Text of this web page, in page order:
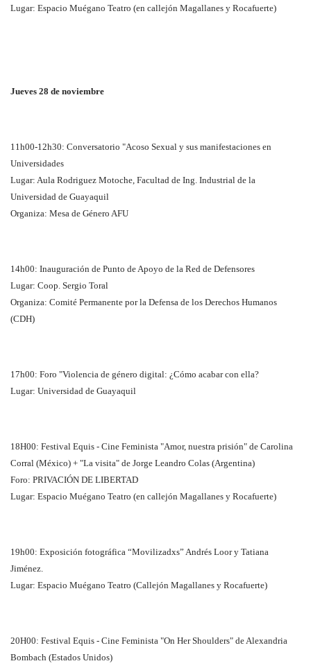
Lugar: Espacio Muégano Teatro (en callejón Magallanes y Rocafuerte)
Jueves 28 de noviembre
11h00-12h30: Conversatorio "Acoso Sexual y sus manifestaciones en
Universidades
Lugar: Aula Rodriguez Motoche, Facultad de Ing. Industrial de la
Universidad de Guayaquil
Organiza: Mesa de Género AFU
14h00: Inauguración de Punto de Apoyo de la Red de Defensores
Lugar: Coop. Sergio Toral
Organiza: Comité Permanente por la Defensa de los Derechos Humanos
(CDH)
17h00: Foro "Violencia de género digital: ¿Cómo acabar con ella?
Lugar: Universidad de Guayaquil
18H00: Festival Equis - Cine Feminista "Amor, nuestra prisión" de Carolina
Corral (México) + "La visita" de Jorge Leandro Colas (Argentina)
Foro: PRIVACIÓN DE LIBERTAD
Lugar: Espacio Muégano Teatro (en callejón Magallanes y Rocafuerte)
19h00: Exposición fotográfica “Movilizadxs” Andrés Loor y Tatiana
Jiménez.
Lugar: Espacio Muégano Teatro (Callejón Magallanes y Rocafuerte)
20H00: Festival Equis - Cine Feminista "On Her Shoulders" de Alexandria
Bombach (Estados Unidos)